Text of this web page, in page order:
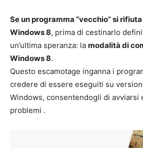
Se un programma “vecchio” si
Windows 8, prima di cestinarlo
un’ultima speranza: la modalità di
Windows 8.
Questo escamotage inganna i
credere di essere eseguiti su
Windows, consentendogli di avviarsi
problemi .